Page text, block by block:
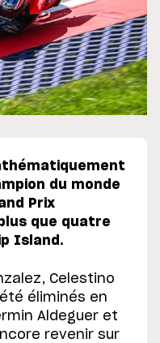
du monde
Prix
que quatre
Island.
Celestino
éliminés en
Aldeguer et
revenir sur